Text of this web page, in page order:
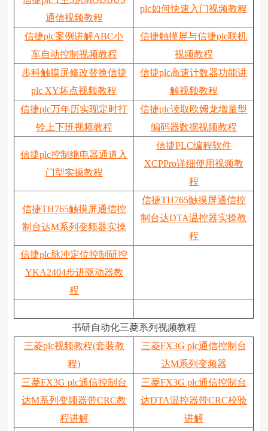
通信视频教程
plc如何快速入门视频教程
信捷plc案例讲解ABC小
车自动控制视频教程
信捷触摸屏与信捷plc联机
视频教程
步科触摸屏修改替换信捷
plc XY坏点视频教程
信捷plc高速计数器功能讲
解视频教程
信捷plc万年历实现定时打
铃上下班视频教程
信捷plc读取欧姆龙增量型
编码器数据视频教程
信捷plc控制继电器通道入
门型实操教程
信捷PLC编程软件
XCPPro详细使用视频教
程
信捷TH765触摸屏通信控
制台达M系列变频器实操
信捷TH765触摸屏通信控
制台达DTA温控器实操教
程
信捷plc脉冲定位控制研控
YKA2404步进驱动器教
程
书研自动化三菱系列视频教程
三菱plc视频教程(套装教
程)
三菱FX3G plc通信控制台
达M系列变频器
三菱FX3G plc通信控制台
达M系列变频器带CRC教
程讲解
三菱FX3G plc通信控制台
达DTA温控器带CRC校验
讲解